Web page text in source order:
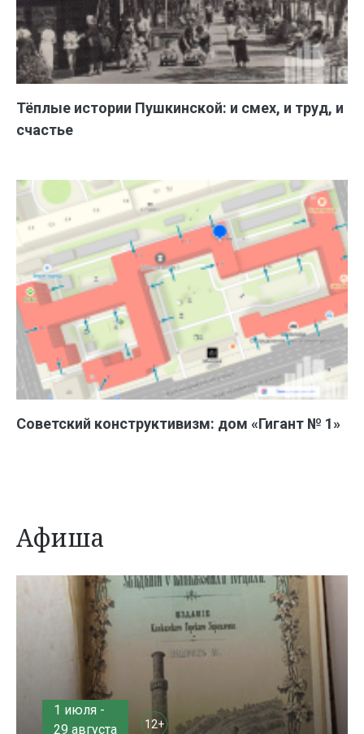
Тёплые истории Пушкинской: и смех, и труд, и
счастье
Советский конструктивизм: дом «Гигант № 1»
Афиша
1 июля -
29 августа
12+